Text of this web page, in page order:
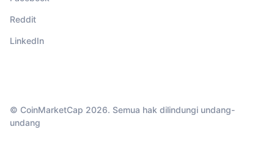
Reddit
LinkedIn
© CoinMarketCap 2026. Semua hak dilindungi undang-
undang